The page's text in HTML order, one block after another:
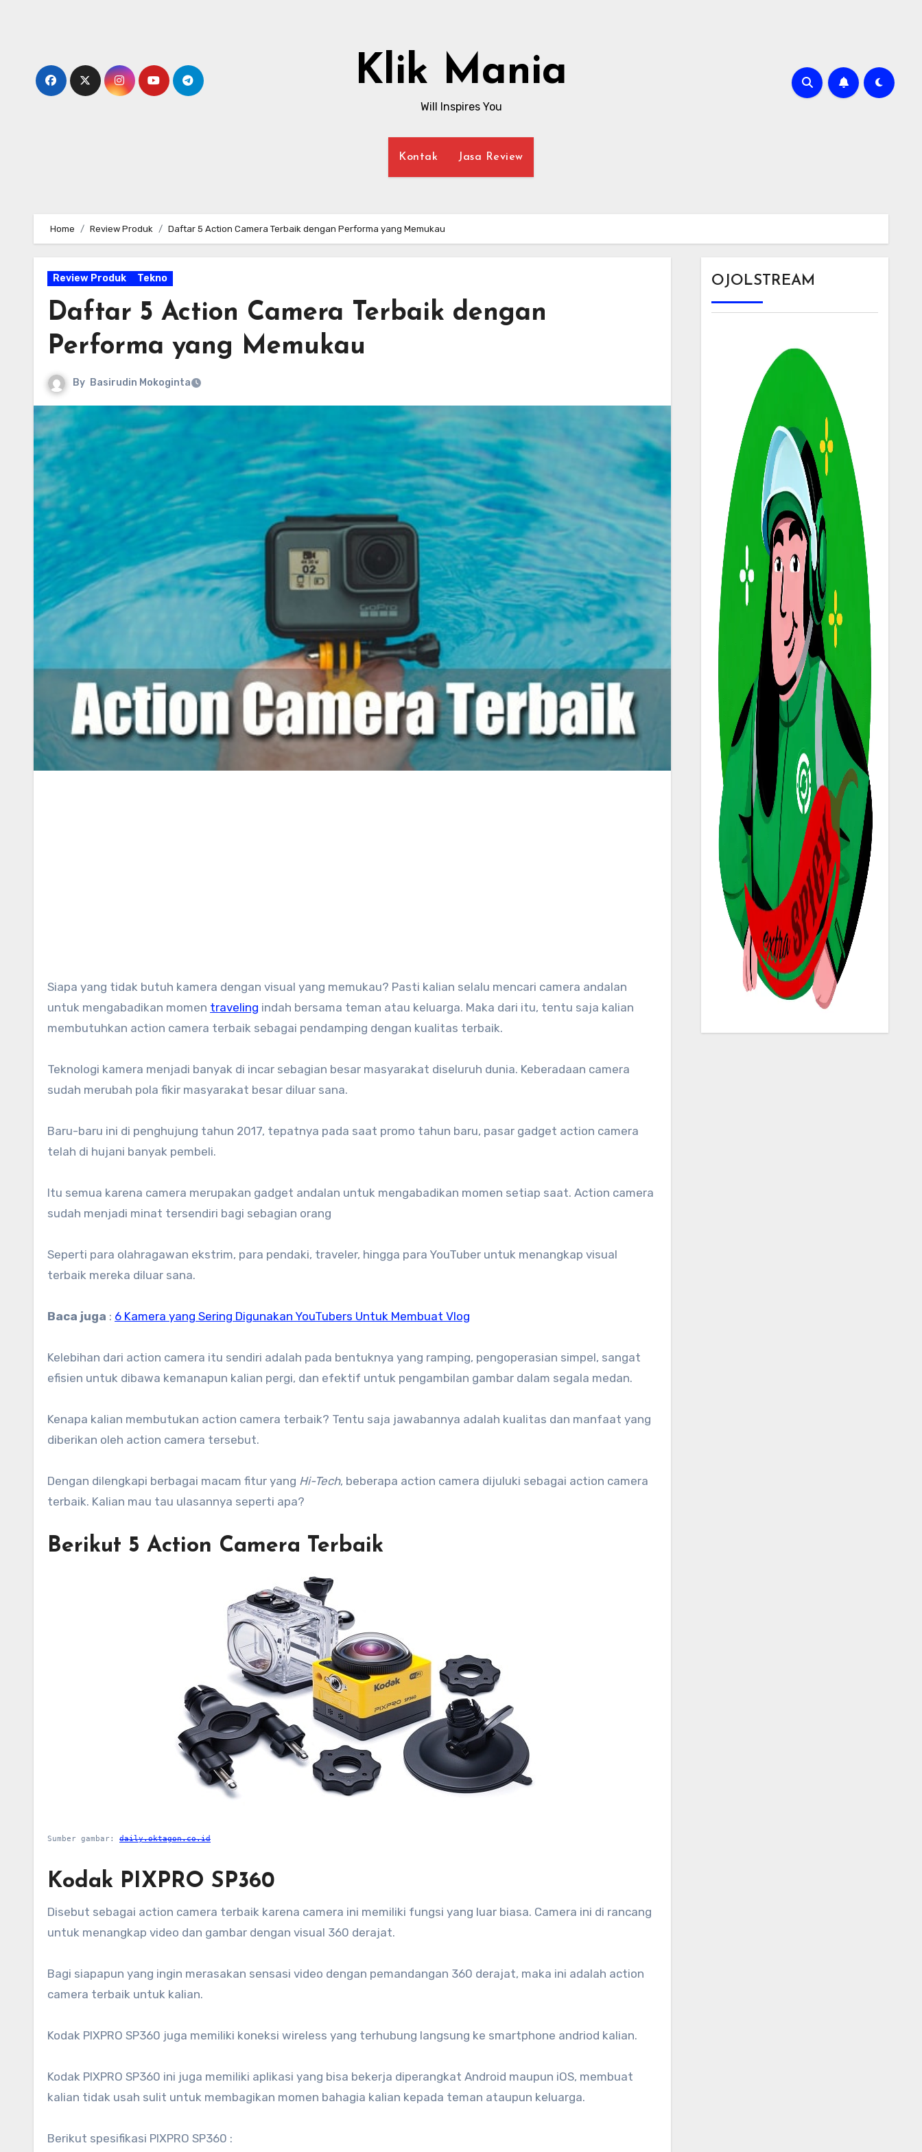
Klik Mania
Will Inspires You
Kontak Jasa Review
Home Review Produk Daftar 5 Action Camera Terbaik dengan Performa yang Memukau
Review Produk Tekno
Daftar 5 Action Camera Terbaik dengan
Performa yang Memukau
By Basirudin Mokoginta
Siapa yang tidak butuh kamera dengan visual yang memukau? Pasti kalian selalu mencari camera andalan
untuk mengabadikan momen traveling indah bersama teman atau keluarga. Maka dari itu, tentu saja kalian
membutuhkan action camera terbaik sebagai pendamping dengan kualitas terbaik.
Teknologi kamera menjadi banyak di incar sebagian besar masyarakat diseluruh dunia. Keberadaan camera
sudah merubah pola fikir masyarakat besar diluar sana.
Baru-baru ini di penghujung tahun 2017, tepatnya pada saat promo tahun baru, pasar gadget action camera
telah di hujani banyak pembeli.
Itu semua karena camera merupakan gadget andalan untuk mengabadikan momen setiap saat. Action camera
sudah menjadi minat tersendiri bagi sebagian orang
Seperti para olahragawan ekstrim, para pendaki, traveler, hingga para YouTuber untuk menangkap visual
terbaik mereka diluar sana.
Baca juga : 6 Kamera yang Sering Digunakan YouTubers Untuk Membuat Vlog
Kelebihan dari action camera itu sendiri adalah pada bentuknya yang ramping, pengoperasian simpel, sangat
efisien untuk dibawa kemanapun kalian pergi, dan efektif untuk pengambilan gambar dalam segala medan.
Kenapa kalian membutukan action camera terbaik? Tentu saja jawabannya adalah kualitas dan manfaat yang
diberikan oleh action camera tersebut.
Dengan dilengkapi berbagai macam fitur yang Hi-Tech, beberapa action camera dijuluki sebagai action camera
terbaik. Kalian mau tau ulasannya seperti apa?
Berikut 5 Action Camera Terbaik
Sumber gambar: daily.oktagon.co.id
Kodak PIXPRO SP360
Disebut sebagai action camera terbaik karena camera ini memiliki fungsi yang luar biasa. Camera ini di rancang
untuk menangkap video dan gambar dengan visual 360 derajat.
Bagi siapapun yang ingin merasakan sensasi video dengan pemandangan 360 derajat, maka ini adalah action
camera terbaik untuk kalian.
Kodak PIXPRO SP360 juga memiliki koneksi wireless yang terhubung langsung ke smartphone andriod kalian.
Kodak PIXPRO SP360 ini juga memiliki aplikasi yang bisa bekerja diperangkat Android maupun iOS, membuat
kalian tidak usah sulit untuk membagikan momen bahagia kalian kepada teman ataupun keluarga.
Berikut spesifikasi PIXPRO SP360 :
OJOLSTREAM